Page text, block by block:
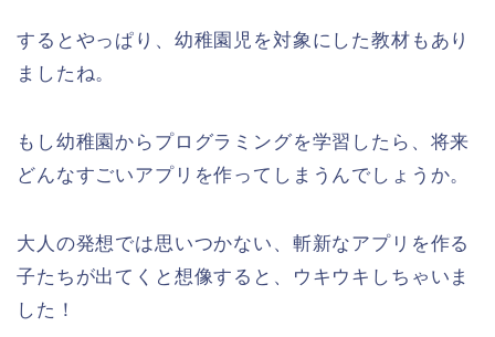
するとやっぱり、幼稚園児を対象にした教材もあり
ましたね。
もし幼稚園からプログラミングを学習したら、将来
どんなすごいアプリを作ってしまうんでしょうか。
大人の発想では思いつかない、斬新なアプリを作る
子たちが出てくと想像すると、ウキウキしちゃいま
した！